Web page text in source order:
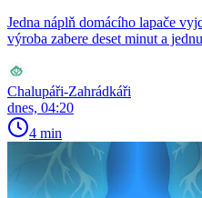
Jedna náplň domácího lapače
výroba zabere deset minut a
Chalupáři-Zahrádkáři
dnes, 04:20
4 min